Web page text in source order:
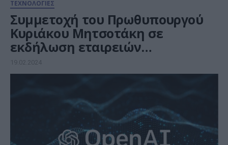
ΤΕΧΝΟΛΟΓΙΕΣ
Συμμετοχή του Πρωθυπουργού
Κυριάκου Μητσοτάκη σε
εκδήλωση εταιρειών
τεχνολογίας για την
καταπολέμηση της
παραπλανητικής χρήσης της
τεχνητής νοημοσύνης στις
εκλογές του 2024
19.02.2024